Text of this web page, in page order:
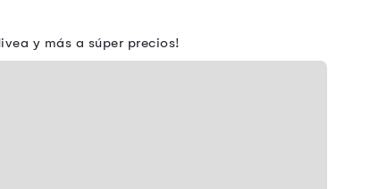
y más a súper precios!